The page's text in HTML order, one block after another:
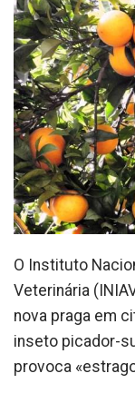
O Instituto
Veterinária
nova praga em
inseto picador-
provoca